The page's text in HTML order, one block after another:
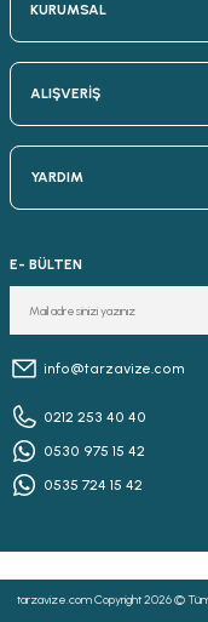
KURUMSAL
ALIŞVERİŞ
YARDIM
E- BÜLTEN
info@tarzavize.com
0212 253 40 40
0530 975 15 42
0535 724 15 42
tarzavize.com Copyright 2026 © Tüm